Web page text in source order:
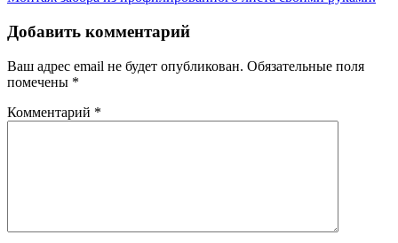
по
записям
Добавить комментарий
Ваш адрес email не будет опубликован. Обязательные поля
помечены *
Комментарий *